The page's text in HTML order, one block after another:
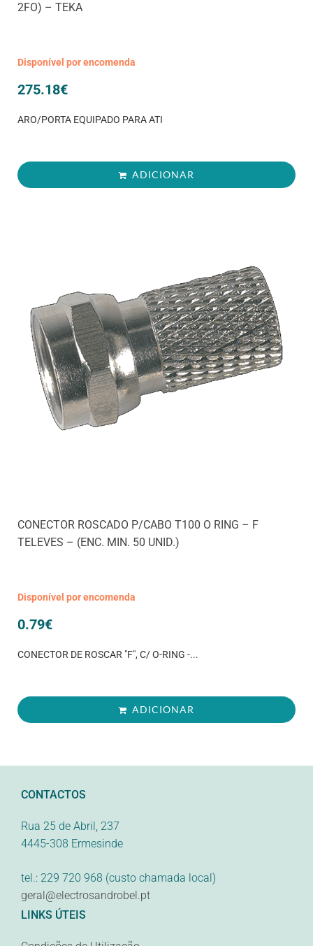
2FO) – TEKA
Disponível por encomenda
275.18€
ARO/PORTA EQUIPADO PARA ATI
ADICIONAR
CONECTOR ROSCADO P/CABO T100 O RING – F
TELEVES – (ENC. MIN. 50 UNID.)
Disponível por encomenda
0.79€
CONECTOR DE ROSCAR "F", C/ O-RING -...
ADICIONAR
CONTACTOS
Rua 25 de Abril, 237
4445-308 Ermesinde
tel.: 229 720 968 (custo chamada local)
geral@electrosandrobel.pt
LINKS ÚTEIS